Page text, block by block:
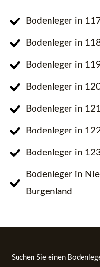
Bodenleger in
Bodenleger in
Bodenleger in
Bodenleger in
Bodenleger in
Bodenleger in
Bodenleger in
Bodenleger in
Burgenland
Suchen Sie einen